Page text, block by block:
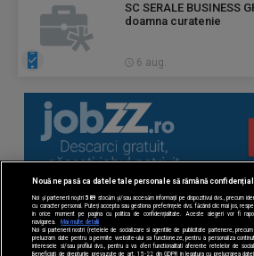
SC SERALE BUSINESS
doamna curatenie
6 aug.
Nouă ne pasă ca datele tale personale să rămână
Noi și partenerii noștri 589 stocăm și/sau accesăm informații pe dispozitivul dvs., precum
cu caracter personal. Puteți accepta sau gestiona preferințele dvs. făcând clic mai jos,
în orice moment pe pagina cu politica de confidențialitate. Aceste alegeri vor fi
navigarea.
Mai multe detalii
Noi si partenerii nostri (retelele de socializare si agentiile de publicitate partenere,
prelucram date pentru a permite website-ului sa functioneze, pentru a personaliza
interesele si/sau profilul dvs., pentru a va oferi functionalitati aferente retelelor de
Beneficiati de drepturile prevazute de art. 15-22 din GDPR in legatura cu prelucrarea